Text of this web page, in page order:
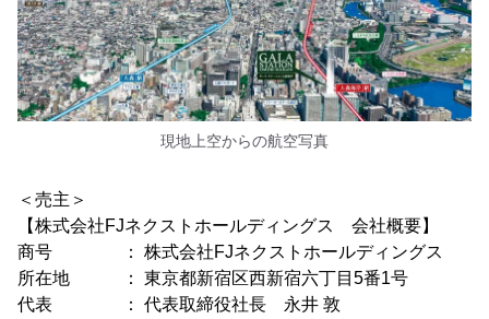
現地上空からの航空写真
＜売主＞
【株式会社FJネクストホールディングス 会社概要】
商号 ： 株式会社FJネクストホールディングス
所在地 ： 東京都新宿区西新宿六丁目5番1号
代表 ： 代表取締役社長 永井 敦